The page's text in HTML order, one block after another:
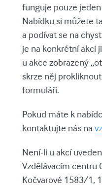
funguje pouze
Nabídku si můžete
a podívat se na
je na konkrétní akci
u akce zobrazený
skrze něj
formuláři.
Pokud máte k
kontaktujte nás na
Není-li u akcí
Vzdělávacím centru
Kočvarové 1583/1,